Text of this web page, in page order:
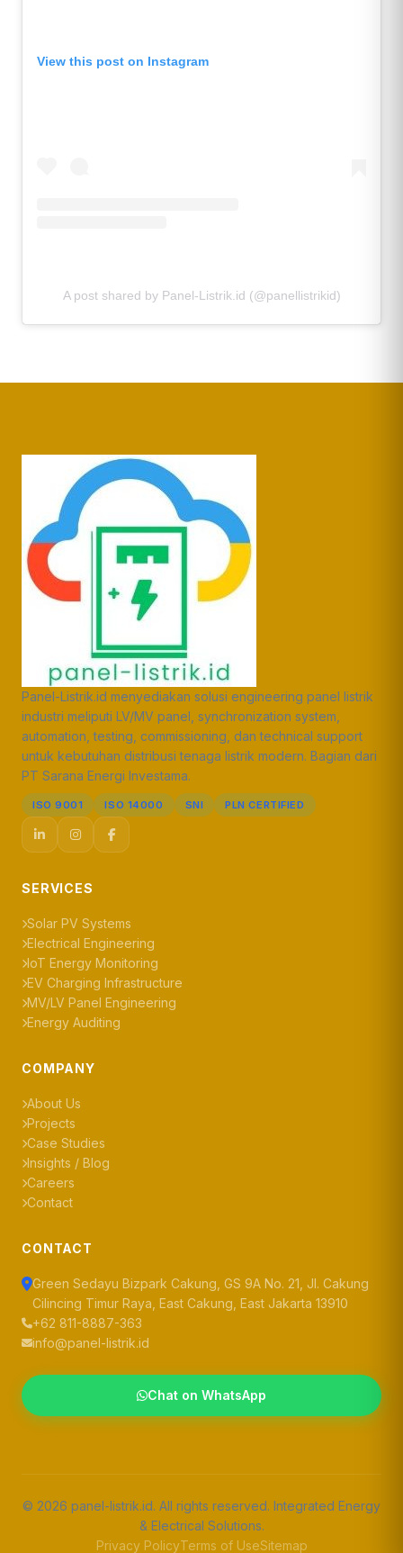
View this post on Instagram
A post shared by Panel-Listrik.id (@panellistrikid)
Panel-Listrik.id menyediakan solusi engineering panel listrik
industri meliputi LV/MV panel, synchronization system,
automation, testing, commissioning, dan technical support
untuk kebutuhan distribusi tenaga listrik modern. Bagian dari
PT Sarana Energi Investama.
ISO 9001 ISO 14000 SNI PLN CERTIFIED
SERVICES
Solar PV Systems
Electrical Engineering
IoT Energy Monitoring
EV Charging Infrastructure
MV/LV Panel Engineering
Energy Auditing
COMPANY
About Us
Projects
Case Studies
Insights / Blog
Careers
Contact
CONTACT
Green Sedayu Bizpark Cakung, GS 9A No. 21, Jl. Cakung
Cilincing Timur Raya, East Cakung, East Jakarta 13910
+62 811-8887-363
info@panel-listrik.id
Chat on WhatsApp
© 2026 panel-listrik.id. All rights reserved. Integrated Energy
& Electrical Solutions.
Privacy PolicyTerms of UseSitemap